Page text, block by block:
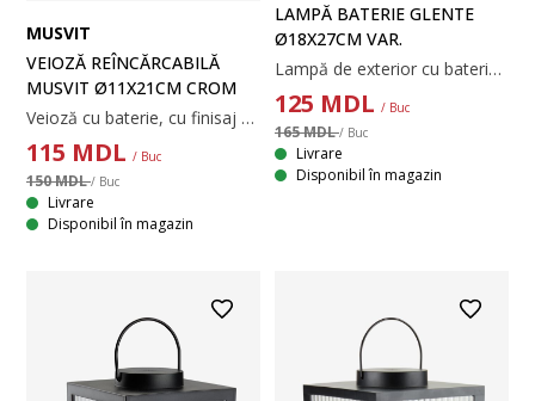
MUSVIT
VEIOZĂ REÎNCĂRCABILĂ
MUSVIT Ø11X21CM CROM
Veioză cu baterie, cu finisaj cromat modern. Designul său fără fir o face ușor de plasat oriunde, de la masa din grădină la balcon. Lampa are temporizator și se încarcă printr-un cablu USB-C. Ø11x21 cm
115 MDL / Buc
150 MDL/ Buc
Livrare
Disponibil în magazin
LAMPĂ BATERIE GLENTE
Ø18X27CM VAR.
Lampă de exterior cu baterie din oțel, cu un cadru deschis din sârmă de oțel, care conferă un aspect industrial și elegant. În interiorul lămpii, un bec LED decorativ emite o lumină caldă și are o funcție de temporizator cu intervale de 6/18 ore. Lampa are un mâner din oțel, care o face ușor de transportat și de mutat. Disponibilă în culori variate. Necesită 2 baterii AA (neincluse). Ø18x27 cm
125 MDL / Buc
165 MDL/ Buc
Livrare
Disponibil în magazin